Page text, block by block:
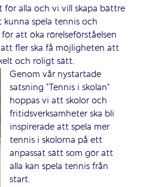
för alla och vi vill skapa bättre
spela tennis och
att öka rörelseförståelsen
fler ska få möjligheten att
och roligt sätt.
Genom vår nystartade
satsning ”Tennis i skolan”
hoppas vi att skolor och
fritidsverksamheter ska bli
inspirerade att spela mer
tennis i skolorna på ett
anpassat sätt som gör att
alla kan spela tennis från
start.